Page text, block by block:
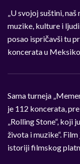
„U svojoj suštini,
muzike, kulture i
posao ispričavši tu
koncerata u
Sama turneja
je 112 koncerata,
„Rolling Stone“, koji
života i muzike“.
istoriji filmskog